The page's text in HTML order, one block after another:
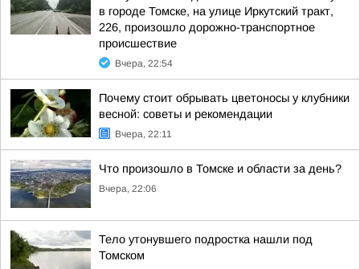
в городе Томске, на улице Иркутский тракт,
226, произошло дорожно-транспортное
происшествие
Вчера, 22:54
Почему стоит обрывать цветоносы у клубники
весной: советы и рекомендации
Вчера, 22:11
Что произошло в Томске и области за день?
Вчера, 22:06
Тело утонувшего подростка нашли под
Томском